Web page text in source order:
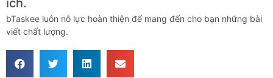
ích.
bTaskee luôn nỗ lực hoàn thiện để mang đến cho bạn những bài
viết chất lượng.